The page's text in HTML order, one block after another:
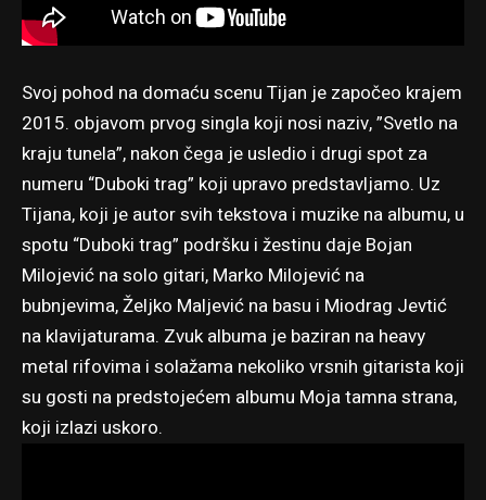
Svoj pohod na domaću scenu Tijan je započeo krajem
2015. objavom prvog singla koji nosi naziv, ”Svetlo na
kraju tunela”, nakon čega je usledio i drugi spot za
numeru “Duboki trag” koji upravo predstavljamo. Uz
Tijana, koji je autor svih tekstova i muzike na albumu, u
spotu “Duboki trag” podršku i žestinu daje Bojan
Milojević na solo gitari, Marko Milojević na
bubnjevima, Željko Maljević na basu i Miodrag Jevtić
na klavijaturama. Zvuk albuma je baziran na heavy
metal rifovima i solažama nekoliko vrsnih gitarista koji
su gosti na predstojećem albumu Moja tamna strana,
koji izlazi uskoro.